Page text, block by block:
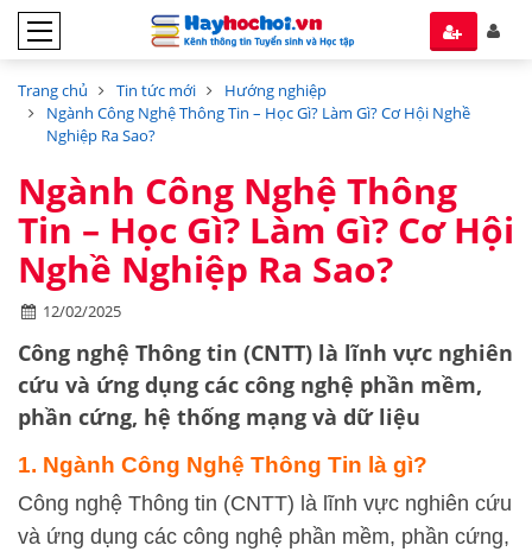
Trang chủ Tin tức mới
Hướng nghiệp
Ngành Công Nghệ Thông Tin – Học Gì? Làm Gì? Cơ Hội Nghề
Nghiệp Ra Sao?
Ngành Công Nghệ Thông
Tin – Học Gì? Làm Gì? Cơ Hội
Nghề Nghiệp Ra Sao?
12/02/2025
Công nghệ Thông tin (CNTT) là lĩnh vực nghiên
cứu và ứng dụng các công nghệ phần mềm,
phần cứng, hệ thống mạng và dữ liệu
1. Ngành Công Nghệ Thông Tin là gì?
Công nghệ Thông tin (CNTT) là lĩnh vực nghiên cứu
và ứng dụng các công nghệ phần mềm, phần cứng,